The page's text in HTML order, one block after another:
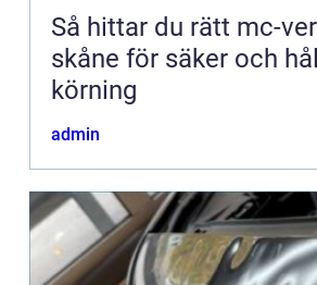
Så hittar du rätt mc-
skåne för säker och
körning
admin